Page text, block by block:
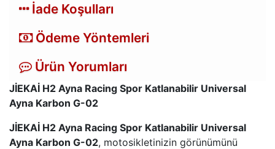
İade Koşulları
Ödeme Yöntemleri
Ürün Yorumları
JİEKAİ H2 Ayna Racing Spor Katlanabilir Universal
Ayna Karbon G-02
JİEKAİ H2 Ayna Racing Spor Katlanabilir Universal
Ayna Karbon G-02, motosikletinizin görünümünü